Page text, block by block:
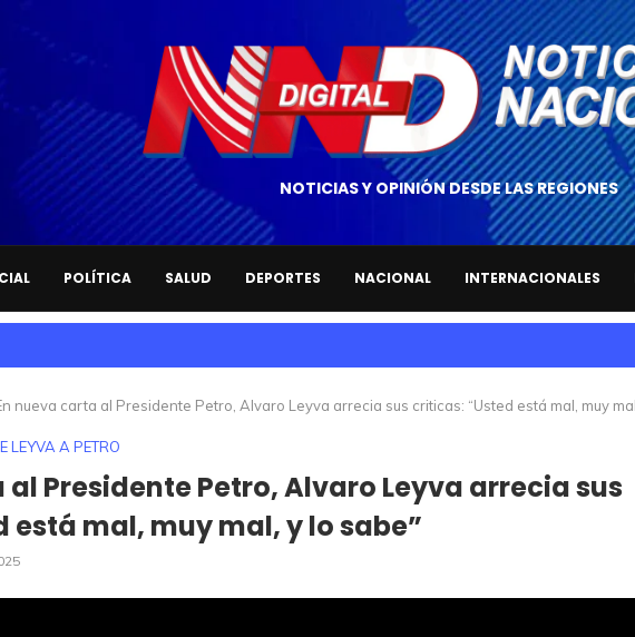
NOTICIAS Y OPINIÓN DESDE LAS REGIONES
POLÍTICA SALUD DEPORTES NACIONAL INTERNACIONALES
nueva carta al Presidente Petro, Alvaro Leyva arrecia sus criticas: “Usted está mal, muy
LEYVA A PETRO
al Presidente Petro, Alvaro Leyva arrecia sus
está mal, muy mal, y lo sabe”